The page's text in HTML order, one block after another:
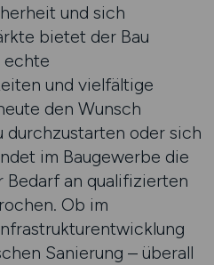
und sich
bietet der Bau
echte
und vielfältige
den Wunsch
oder sich
im Baugewerbe die
Bedarf an qualifizierten
Ob im
Sanierung – überall